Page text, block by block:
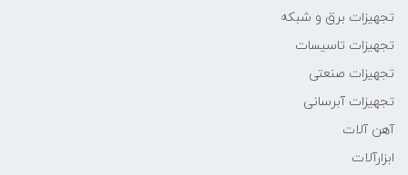
تجهیزات برق و شبکه
تجهیزات تاسیسات
تجهیزات صنعتی
تجهیزات آبرسانی
آهن آلات
ابزارآلات